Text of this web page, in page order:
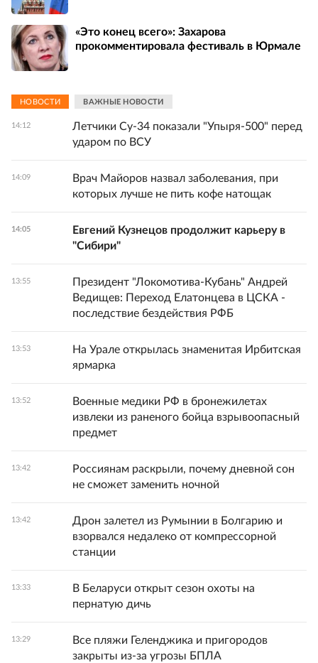
«Это конец всего»: Захарова
прокомментировала фестиваль в Юрмале
НОВОСТИ ВАЖНЫЕ НОВОСТИ
14:12
Летчики Су-34 показали "Упыря-500" перед
ударом по ВСУ
14:09
Врач Майоров назвал заболевания, при
которых лучше не пить кофе натощак
14:05
Евгений Кузнецов продолжит карьеру в
"Сибири"
13:55
Президент "Локомотива-Кубань" Андрей
Ведищев: Переход Елатонцева в ЦСКА -
последствие бездействия РФБ
13:53
На Урале открылась знаменитая Ирбитская
ярмарка
13:52
Военные медики РФ в бронежилетах
извлеки из раненого бойца взрывоопасный
предмет
13:42
Россиянам раскрыли, почему дневной сон
не сможет заменить ночной
13:42
Дрон залетел из Румынии в Болгарию и
взорвался недалеко от компрессорной
станции
13:33
В Беларуси открыт сезон охоты на
пернатую дичь
13:29
Все пляжи Геленджика и пригородов
закрыты из-за угрозы БПЛА